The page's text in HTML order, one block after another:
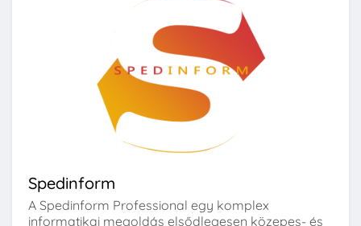
Spedinform
A Spedinform Professional egy komplex
informatikai megoldás elsődlegesen közepes- és